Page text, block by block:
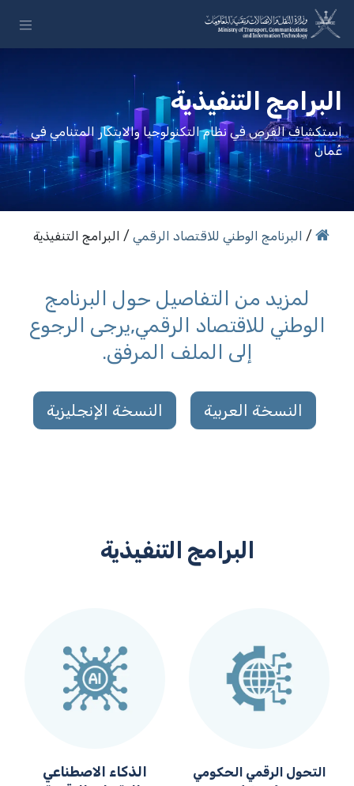
تخطي للذهاب إلى المحتوى
البرامج التنفيذية
استكشاف الفرص في نظام التكنولوجيا والابتكار المتنامي في
عُمان
/ البرنامج الوطني للاقتصاد الرقمي / البرامج التنفيذية
لمزيد من التفاصيل حول البرنامج
الوطني للاقتصاد الرقمي,يرجى الرجوع
إلى الملف المرفق.
النسخة العربية النسخة الإنجليزية
البرامج التنفيذية
التحول الرقمي الحكومي
الذكاء الاصطناعي